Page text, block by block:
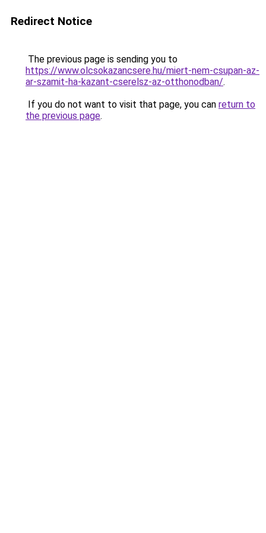
Redirect Notice
The previous page is sending you to
https://www.olcsokazancsere.hu/miert-nem-csupan-az-
ar-szamit-ha-kazant-cserelsz-az-otthonodban/.
If you do not want to visit that page, you can return to
the previous page.